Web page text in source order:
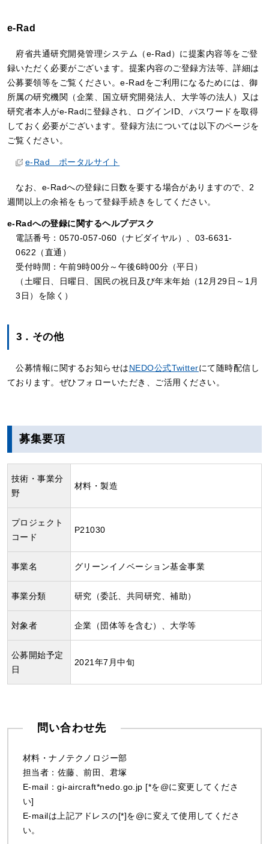
e-Rad
府省共通研究開発管理システム（e-Rad）に提案内容等をご登
録いただく必要がございます。提案内容のご登録方法等、詳細は
公募要領等をご覧ください。e-Radをご利用になるためには、御
所属の研究機関（企業、国立研究開発法人、大学等の法人）又は
研究者本人がe-Radに登録され、ログインID、パスワードを取得
しておく必要がございます。登録方法については以下のページを
ご覧ください。
e-Rad ポータルサイト
なお、e-Radへの登録に日数を要する場合がありますので、2
週間以上の余裕をもって登録手続きをしてください。
e-Radへの登録に関するヘルプデスク
電話番号：0570-057-060（ナビダイヤル）、03-6631-
0622（直通）
受付時間：午前9時00分～午後6時00分（平日）
（土曜日、日曜日、国民の祝日及び年末年始（12月29日～1月
3日）を除く）
3．その他
公募情報に関するお知らせはNEDO公式Twitterにて随時配信し
ております。ぜひフォローいただき、ご活用ください。
募集要項
技術・事業分
野
材料・製造
プロジェクト
コード
P21030
事業名 グリーンイノベーション基金事業
事業分類 研究（委託、共同研究、補助）
対象者 企業（団体等を含む）、大学等
公募開始予定
日
2021年7月中旬
問い合わせ先
材料・ナノテクノロジー部
担当者：佐藤、前田、君塚
E-mail：gi-aircraft*nedo.go.jp [*を@に変更してくださ
い]
E-mailは上記アドレスの[*]を@に変えて使用してくださ
い。